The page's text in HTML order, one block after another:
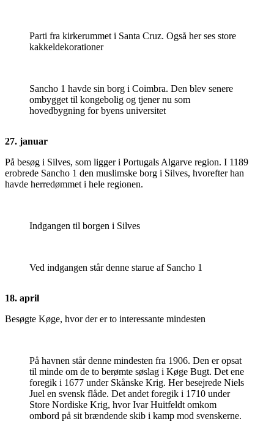
Parti fra kirkerummet i Santa Cruz. Også her ses store
kakkeldekorationer
Sancho 1 havde sin borg i Coimbra. Den blev senere
ombygget til kongebolig og tjener nu som
hovedbygning for byens universitet
27. januar
På besøg i Silves, som ligger i Portugals Algarve region. I 1189
erobrede Sancho 1 den muslimske borg i Silves, hvorefter han
havde herredømmet i hele regionen.
Indgangen til borgen i Silves
Ved indgangen står denne starue af Sancho 1
18. april
Besøgte Køge, hvor der er to interessante mindesten
På havnen står denne mindesten fra 1906. Den er opsat
til minde om de to berømte søslag i Køge Bugt. Det ene
foregik i 1677 under Skånske Krig. Her besejrede Niels
Juel en svensk flåde. Det andet foregik i 1710 under
Store Nordiske Krig, hvor Ivar Huitfeldt omkom
ombord på sit brændende skib i kamp mod svenskerne.